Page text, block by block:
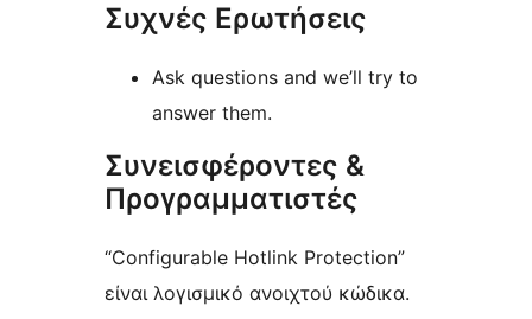
Συχνές Ερωτήσεις
Ask questions and we’ll try to
answer them.
Συνεισφέροντες &
Προγραμματιστές
“Configurable Hotlink Protection”
είναι λογισμικό ανοιχτού κώδικα.